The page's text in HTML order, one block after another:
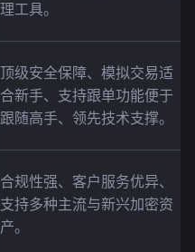
理工具。
顶级安全保障、模拟交易适
合新手、支持跟单功能便于
跟随高手、领先技术支撑。
合规性强、客户服务优异、
支持多种主流与新兴加密资
产。